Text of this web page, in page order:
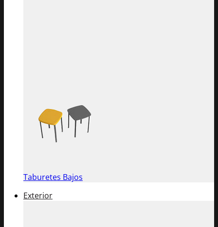
Taburetes Bajos
Exterior